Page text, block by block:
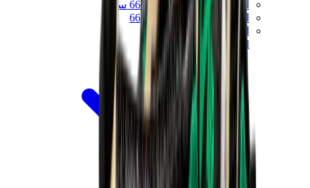
اونيتسوكا تايغر مكسيكو 66 سابو
اونيتسوكا تايغر مكسيكو 66
اونيتسوكا تايغر توكوتن
View All اونيتسوكا تايغر